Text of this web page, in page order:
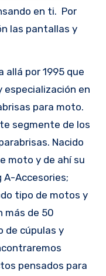
en ti. Por
las pantallas y
allá por 1995 que
especialización en
para moto.
segmente de los
Nacido
moto y de ahí su
A-Accesories;
tipo de motos y
más de 50
de cúpulas y
pensados para